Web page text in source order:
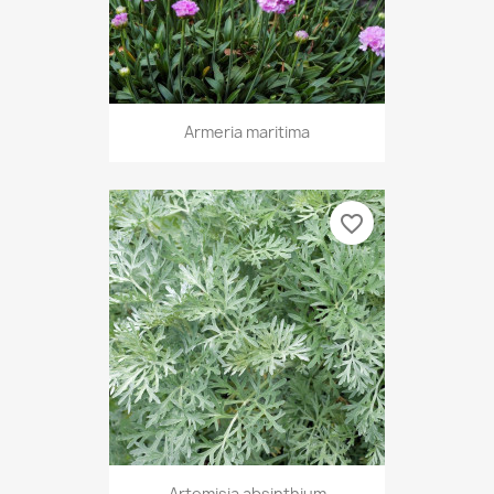
Armeria maritima
favorite_border